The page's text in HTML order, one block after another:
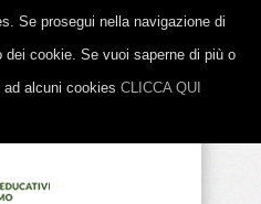
Se prosegui nella navigazione di
cookie. Se vuoi saperne di più o
alcuni cookies CLICCA QUI